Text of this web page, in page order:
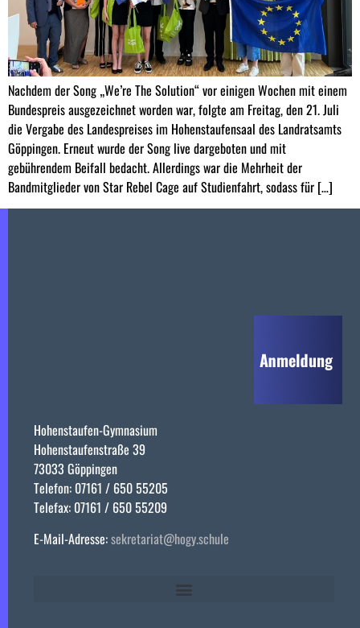
Nachdem der Song „We’re The Solution“ vor einigen Wochen mit einem
Bundespreis ausgezeichnet worden war, folgte am Freitag, den 21. Juli
die Vergabe des Landespreises im Hohenstaufensaal des Landratsamts
Göppingen. Erneut wurde der Song live dargeboten und mit
gebührendem Beifall bedacht. Allerdings war die Mehrheit der
Bandmitglieder von Star Rebel Cage auf Studienfahrt, sodass für […]
Hohenstaufen-Gymnasium
Hohenstaufenstraße 39
73033 Göppingen
Telefon: 07161 / 650 55205
Telefax: 07161 / 650 55209
E-Mail-Adresse:sekretariat@hogy.schule